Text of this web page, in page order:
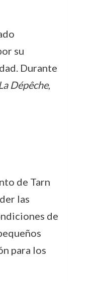
su
Durante
Dépêche,
de Tarn
las
de
para los